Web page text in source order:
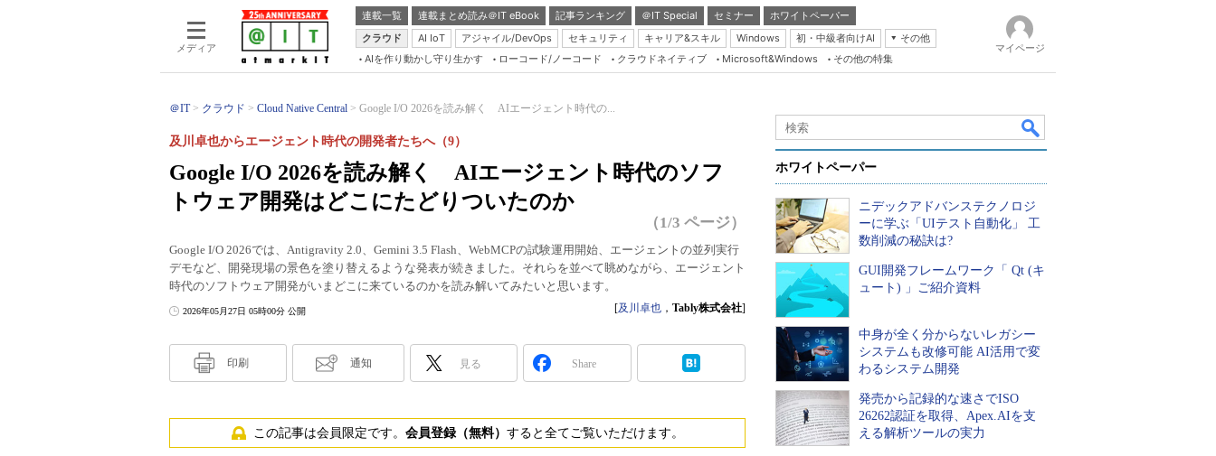
メディア
連載一覧 連載まとめ読み＠IT eBook 記事ランキング ＠IT Special セミナー
ホワイトペーパー
クラウド
AI IoT アジャイル/DevOps セキュリティ キャリア&スキル Windows 初・中級者向けAI
その他
Server & Storage
Java Agile
Database Expert
Linux ＆ OSS
Master of IP Network
Security & Trust
AIを作り動かし守り生かす ローコード/ノーコード クラウドネイティブ Microsoft&Windows その他の特集
マイページ
＠IT クラウド Cloud Native Central Google I/O 2026を読み解く AIエージェント時代の...
Google I/O 2026を読み解く AIエージェント時代のソフ
トウェア開発はどこにたどりついたのか
及川卓也からエージェント時代の開発者たちへ（9）
（1/3 ページ）
Google I/O 2026では、Antigravity 2.0、Gemini 3.5 Flash、WebMCPの試験運用開始、エージェントの並列実行
デモなど、開発現場の景色を塗り替えるような発表が続きました。それらを並べて眺めながら、エージェント
時代のソフトウェア開発がいまどこに来ているのかを読み解いてみたいと思います。
2026年05月27日 05時00分 公開 [及川卓也 ， Tably株式会社]
印刷 通知 見る Share
この記事は会員限定です。 会員登録（無料） すると全てご覧いただけます。
ホワイトペーパー
ニデックアドバンステクノロジ
ーに学ぶ「UIテスト自動化」 工
数削減の秘訣は?
GUI開発フレームワーク「 Qt (キ
ュート) 」ご紹介資料
中身が全く分からないレガシー
システムも改修可能 AI活用で変
わるシステム開発
発売から記録的な速さでISO
26262認証を取得、Apex.AIを支
える解析ツールの実力